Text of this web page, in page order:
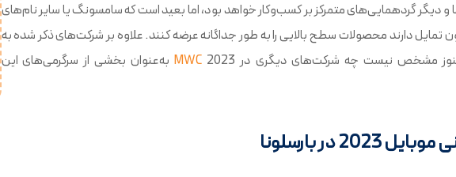
و دیگر گردهمایی‌های متمرکز بر کسب‌وکار خواهد بود، اما بعید است که سامسونگ یا سایر نام‌های
تمایل دارند محصولات سطح بالایی را به طور جداگانه عرضه کنند. علاوه بر شرکت‌های ذکر شده به
هنوز مشخص نیست چه شرکت‌های دیگری در
MWC 2023 به‌عنوان بخشی از سرگرمی‌های این
در بارسلونا